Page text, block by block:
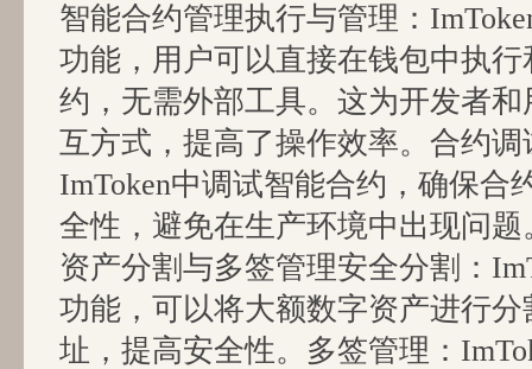
智能合约管理执行与管理：
功能，用户可以直接在钱包中执
约，无需外部工具。这为开发者
互方式，提高了操作效率。合约
ImToken中调试智能合约，确保合
全性，避免在生产环境中出现问题
资产分割与多签管理安全分割：
功能，可以将大额数字资产进行
址，提高安全性。多签管理：